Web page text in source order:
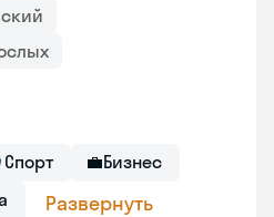
Спорт 💼Бизнес
Развернуть